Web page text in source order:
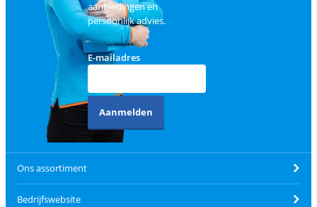
aanbiedingen en
persoonlijk advies.
E-mailadres
Aanmelden
Ons assortiment
Bedrijfswebsite